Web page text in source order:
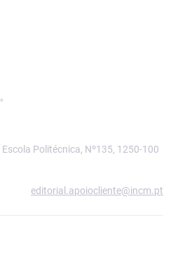
Politécnica, Nº135, 1250-100
editorial.apoiocliente@incm.pt